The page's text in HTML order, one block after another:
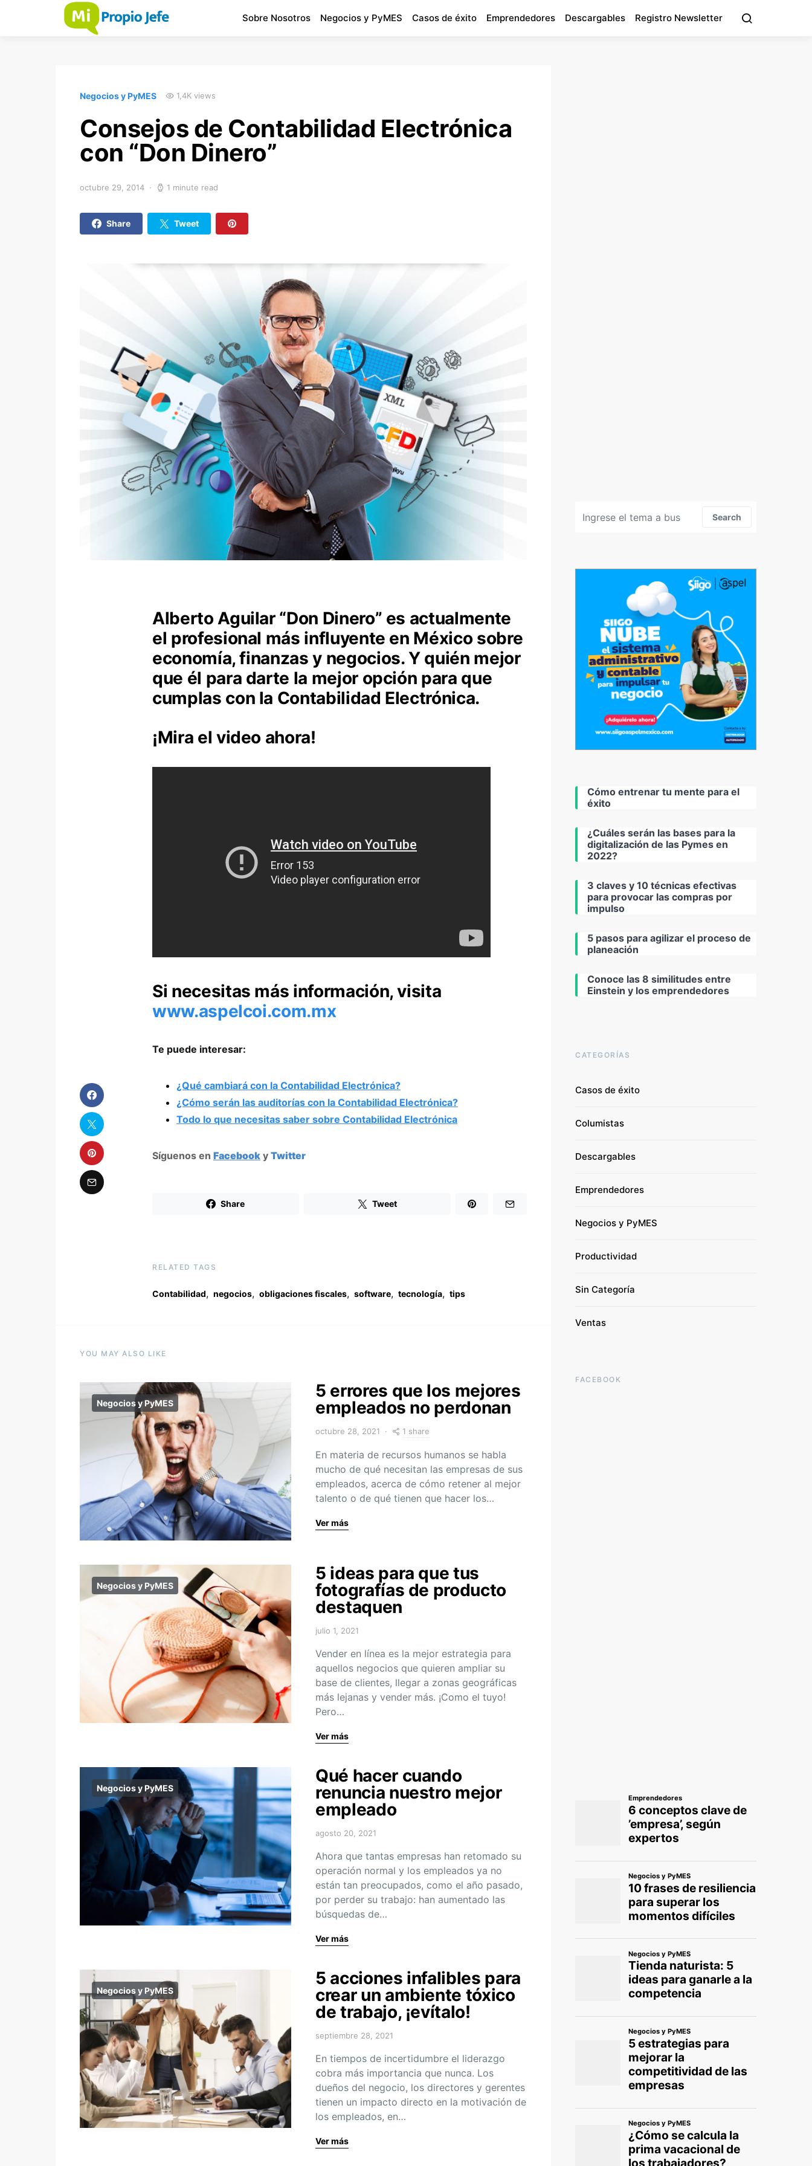
Sobre Nosotros Negocios y PyMES Casos de éxito Emprendedores Descargables Registro Newsletter
Negocios y PyMES 1,4K views
Consejos de Contabilidad Electrónica
con “Don Dinero”
octubre 29, 2014 1 minute read
Share Tweet
Alberto Aguilar “Don Dinero” es actualmente
el profesional más influyente en México sobre
economía, finanzas y negocios. Y quién mejor
que él para darte la mejor opción para que
cumplas con la Contabilidad Electrónica.
¡Mira el video ahora!
Si necesitas más información, visita
www.aspelcoi.com.mx
Te puede interesar:
¿Qué cambiará con la Contabilidad Electrónica?
¿Cómo serán las auditorías con la Contabilidad Electrónica?
Todo lo que necesitas saber sobre Contabilidad Electrónica
Síguenos en Facebook y Twitter
Share Tweet
RELATED TAGS
Contabilidad, negocios, obligaciones fiscales, software, tecnología, tips
YOU MAY ALSO LIKE
Negocios y PyMES
5 errores que los mejores
empleados no perdonan
octubre 28, 2021 1 share
En materia de recursos humanos se habla
mucho de qué necesitan las empresas de sus
empleados, acerca de cómo retener al mejor
talento o de qué tienen que hacer los…
Ver más
Negocios y PyMES
5 ideas para que tus
fotografías de producto
destaquen
julio 1, 2021
Vender en línea es la mejor estrategia para
aquellos negocios que quieren ampliar su
base de clientes, llegar a zonas geográficas
más lejanas y vender más. ¡Como el tuyo!
Pero…
Ver más
Negocios y PyMES
Qué hacer cuando
renuncia nuestro mejor
empleado
agosto 20, 2021
Ahora que tantas empresas han retomado su
operación normal y los empleados ya no
están tan preocupados, como el año pasado,
por perder su trabajo: han aumentado las
búsquedas de…
Ver más
Negocios y PyMES
5 acciones infalibles para
crear un ambiente tóxico
de trabajo, ¡evítalo!
septiembre 28, 2021
En tiempos de incertidumbre el liderazgo
cobra más importancia que nunca. Los
dueños del negocio, los directores y gerentes
tienen un impacto directo en la motivación de
los empleados, en…
Ver más
Search
Cómo entrenar tu mente para el
éxito
¿Cuáles serán las bases para la
digitalización de las Pymes en
2022?
3 claves y 10 técnicas efectivas
para provocar las compras por
impulso
5 pasos para agilizar el proceso de
planeación
Conoce las 8 similitudes entre
Einstein y los emprendedores
CATEGORÍAS
Casos de éxito
Columistas
Descargables
Emprendedores
Negocios y PyMES
Productividad
Sin Categoría
Ventas
FACEBOOK